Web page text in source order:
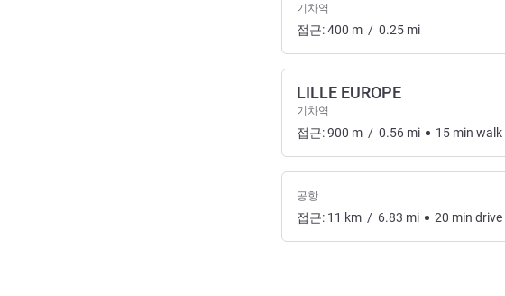
기차역
접근:400 m / 0.25 mi
LILLE EUROPE
기차역
접근:900 m / 0.56 mi 15 min walk
공항
접근: 11 km / 6.83 mi 20 min drive